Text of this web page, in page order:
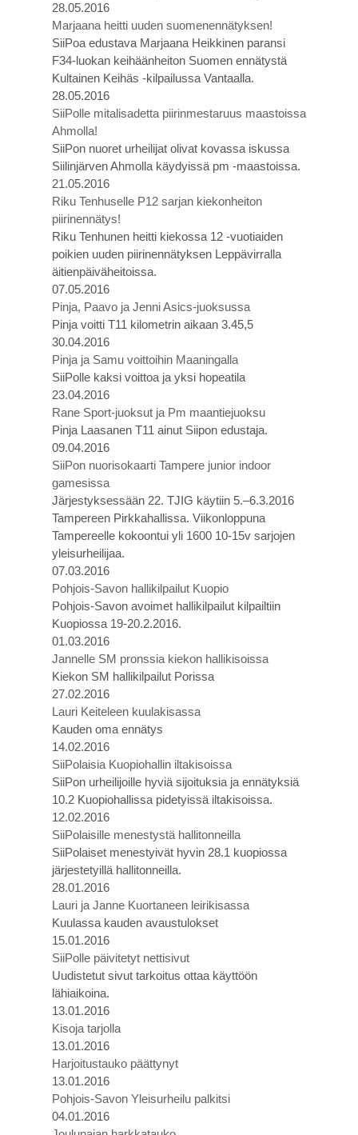
28.05.2016
Marjaana heitti uuden suomenennätyksen!
SiiPoa edustava Marjaana Heikkinen paransi
F34-luokan keihäänheiton Suomen ennätystä
Kultainen Keihäs -kilpailussa Vantaalla.
28.05.2016
SiiPolle mitalisadetta piirinmestaruus maastoissa
Ahmolla!
SiiPon nuoret urheilijat olivat kovassa iskussa
Siilinjärven Ahmolla käydyissä pm -maastoissa.
21.05.2016
Riku Tenhuselle P12 sarjan kiekonheiton
piirinennätys!
Riku Tenhunen heitti kiekossa 12 -vuotiaiden
poikien uuden piirinennätyksen Leppävirralla
äitienpäiväheitoissa.
07.05.2016
Pinja, Paavo ja Jenni Asics-juoksussa
Pinja voitti T11 kilometrin aikaan 3.45,5
30.04.2016
Pinja ja Samu voittoihin Maaningalla
SiiPolle kaksi voittoa ja yksi hopeatila
23.04.2016
Rane Sport-juoksut ja Pm maantiejuoksu
Pinja Laasanen T11 ainut Siipon edustaja.
09.04.2016
SiiPon nuorisokaarti Tampere junior indoor
gamesissa
Järjestyksessään 22. TJIG käytiin 5.–6.3.2016
Tampereen Pirkkahallissa. Viikonloppuna
Tampereelle kokoontui yli 1600 10-15v sarjojen
yleisurheilijaa.
07.03.2016
Pohjois-Savon hallikilpailut Kuopio
Pohjois-Savon avoimet hallikilpailut kilpailtiin
Kuopiossa 19-20.2.2016.
01.03.2016
Jannelle SM pronssia kiekon hallikisoissa
Kiekon SM hallikilpailut Porissa
27.02.2016
Lauri Keiteleen kuulakisassa
Kauden oma ennätys
14.02.2016
SiiPolaisia Kuopiohallin iltakisoissa
SiiPon urheilijoille hyviä sijoituksia ja ennätyksiä
10.2 Kuopiohallissa pidetyissä iltakisoissa.
12.02.2016
SiiPolaisille menestystä hallitonneilla
SiiPolaiset menestyivät hyvin 28.1 kuopiossa
järjestetyillä hallitonneilla.
28.01.2016
Lauri ja Janne Kuortaneen leirikisassa
Kuulassa kauden avaustulokset
15.01.2016
SiiPolle päivitetyt nettisivut
Uudistetut sivut tarkoitus ottaa käyttöön
lähiaikoina.
13.01.2016
Kisoja tarjolla
13.01.2016
Harjoitustauko päättynyt
13.01.2016
Pohjois-Savon Yleisurheilu palkitsi
04.01.2016